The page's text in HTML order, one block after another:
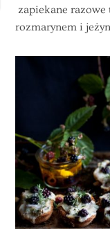
zapiekane
rozmarynem i